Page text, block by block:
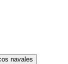
proyectos hidráulicos navales